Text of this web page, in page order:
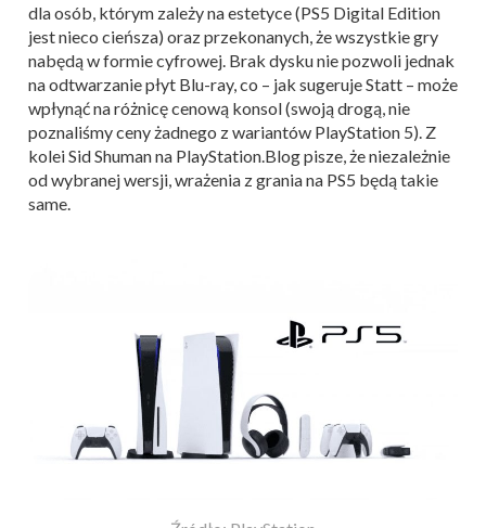
dla osób, którym zależy na estetyce (PS5 Digital Edition
jest nieco cieńsza) oraz przekonanych, że wszystkie gry
nabędą w formie cyfrowej. Brak dysku nie pozwoli jednak
na odtwarzanie płyt Blu-ray, co – jak sugeruje Statt – może
wpłynąć na różnicę cenową konsol (swoją drogą, nie
poznaliśmy ceny żadnego z wariantów PlayStation 5). Z
kolei Sid Shuman na PlayStation.Blog pisze, że niezależnie
od wybranej wersji, wrażenia z grania na PS5 będą takie
same.